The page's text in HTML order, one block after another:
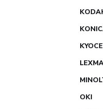
OKI